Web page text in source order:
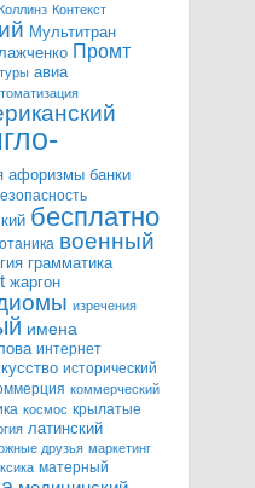
Коллинз Контекст
Мультитран
Промт
авиа
афоризмы банки
бесплатно
военный
грамматика
жаргон
изречения
имена
интернет
исторический
коммерческий
космос крылатые
латинский
друзья маркетинг
матерный